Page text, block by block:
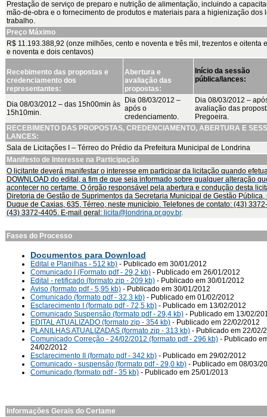
Prestação de serviço de preparo e nutrição de alimentação, incluindo a
mão-de-obra e o fornecimento de produtos e materiais para a higienização dos
trabalho.
Preço Máximo
R$ 11.193.388,92 (onze milhões, cento e noventa e três mil, trezentos e oitenta
e noventa e dois centavos)
Recebimento das propostas e
credenciamento dos
representantes:
Abertura e
avaliação das
propostas:
Início da sessão
pública/lances:
Dia 08/03/2012 – das 15h00min às
15h10min.
Dia 08/03/2012 –
após o
credenciamento.
Dia 08/03/2012 –
avaliação das
Pregoeira.
RECEBIMENTO DAS PROPOSTAS, CREDENCIAMENTO, ABERTURA E
LANCES:
Sala de Licitações I – Térreo do Prédio da Prefeitura Municipal de Londrina
Manifesto de Interesse na Participação
O licitante deverá manifestar o interesse em participar da licitação quando
DOWNLOAD do edital, a fim de que seja informado sobre qualquer alteração
acontecer no certame. O órgão responsável pela abertura e condução desta
Diretoria de Gestão de Suprimentos da Secretaria Municipal de Gestão Pública,
Duque de Caxias, 635, Térreo, neste município. Telefones de contato: (43)
(43) 3372-4405. E-mail geral: licita@londrina.pr.gov.br.
Fases do Processo
Documentos para Download
Edital e Planilhas - 512 kb) - Publicado em 30/01/2012
Comunicado I (Formato pdf - 29,2 kb) - Publicado em 26/01/2012
Edital - retificado (formato zip - 209 kb) - Publicado em 30/01/2012
Aviso (formato pdf - 5,95 kb) - Publicado em 30/01/2012
Comunicado (formato pdf - 32,3 kb) - Publicado em 01/02/2012
Esclarecimento I (formato pdf - 72,5 kb) - Publicado em 13/02/2012
Comunicado Suspensão (formato pdf - 29,4 kb) - Publicado em 13/02/
EDITAL ATUALIZADO (formato zip - 354 kb) - Publicado em 22/02/2012
PLANILHAS ATUALIZADAS (formato zip - 313 kb) - Publicado em 22/02/
Comunicado Correção - 24/02/2012 (formato pdf - 296 kb) - Publicado
24/02/2012
Esclarecimento II (formato pdf - 342 kb) - Publicado em 29/02/2012
Comunicado - suspensão (formato pdf - 29,0 kb) - Publicado em 08/03/
Comunicado (formato pdf - 35 kb) - Publicado em 25/01/2013
Informações Gerais do Certame